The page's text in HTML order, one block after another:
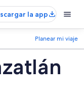
la app
Planear mi viaje